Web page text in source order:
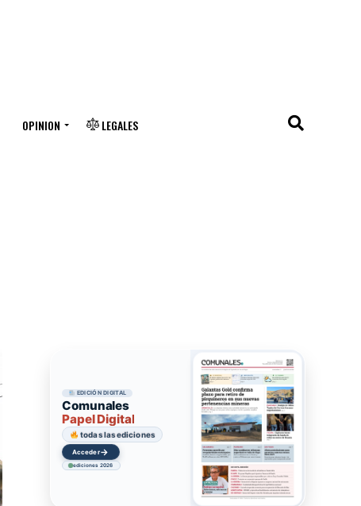
OPINION LEGALES
EDICIÓN DIGITAL
Comunales
Papel Digital
todas las ediciones
Acceder→
ediciones 2026